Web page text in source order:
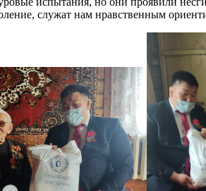
служат нам нравственным